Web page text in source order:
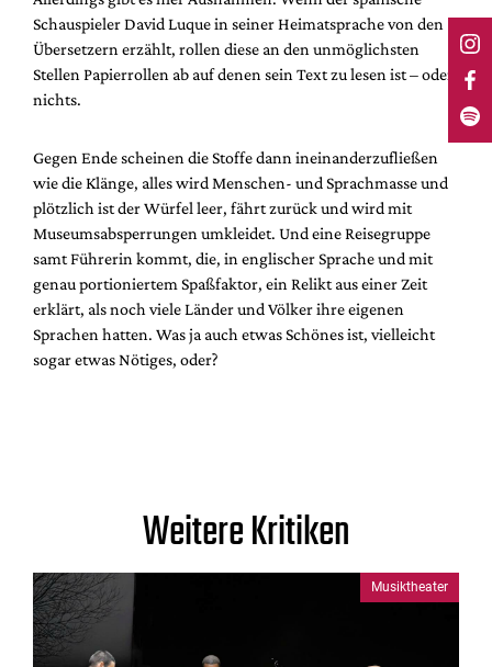
Schauspieler David Luque in seiner Heimatsprache von den
Übersetzern erzählt, rollen diese an den unmöglichsten
Stellen Papierrollen ab auf denen sein Text zu lesen ist – oder
nichts.
Gegen Ende scheinen die Stoffe dann ineinanderzufließen
wie die Klänge, alles wird Menschen- und Sprachmasse und
plötzlich ist der Würfel leer, fährt zurück und wird mit
Museumsabsperrungen umkleidet. Und eine Reisegruppe
samt Führerin kommt, die, in englischer Sprache und mit
genau portioniertem Spaßfaktor, ein Relikt aus einer Zeit
erklärt, als noch viele Länder und Völker ihre eigenen
Sprachen hatten. Was ja auch etwas Schönes ist, vielleicht
sogar etwas Nötiges, oder?
Weitere Kritiken
Musiktheater